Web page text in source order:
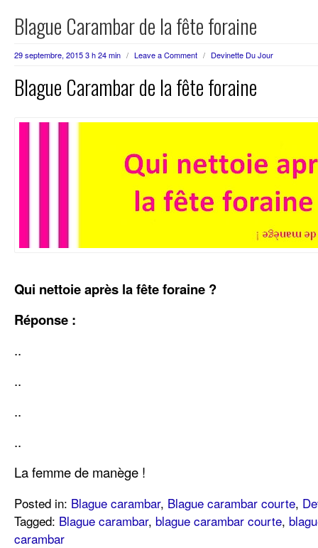
Blague Carambar de la fête foraine
29 septembre, 2015 3 h 24 min / Leave a Comment / Devinette Du Jour
Blague Carambar de la fête foraine
Qui nettoie après la fête foraine ?
Réponse :
..
..
..
..
La femme de manège !
Posted in: Blague carambar, Blague carambar courte,
Tagged: Blague carambar, blague carambar courte,
carambar